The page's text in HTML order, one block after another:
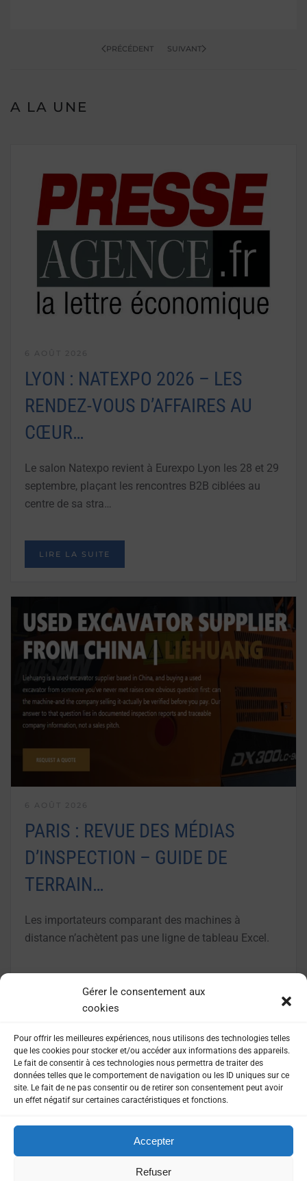
Gérer le consentement aux
cookies
Pour offrir les meilleures expériences, nous utilisons des technologies telles
que les cookies pour stocker et/ou accéder aux informations des appareils.
Le fait de consentir à ces technologies nous permettra de traiter des
données telles que le comportement de navigation ou les ID uniques sur ce
site. Le fait de ne pas consentir ou de retirer son consentement peut avoir
un effet négatif sur certaines caractéristiques et fonctions.
Accepter
Refuser
PRÉCÉDENT SUIVANT
A LA UNE
LYON : NATEXPO 2026 – LES
RENDEZ-VOUS D’AFFAIRES AU
CŒUR…
Le salon Natexpo revient à Eurexpo Lyon les 28 et 29
septembre, plaçant les rencontres B2B ciblées au
centre de sa stra…
LIRE LA SUITE
PARIS : REVUE DES MÉDIAS
D’INSPECTION – GUIDE DE
TERRAIN…
Les importateurs comparant des machines à
distance n’achètent pas une ligne de tableau Excel.
LIRE LA SUITE
MENTIONS LÉGALES
POLITIQUE DE CONFIDENTIALITÉ